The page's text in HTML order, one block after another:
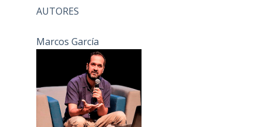
AUTORES
Marcos García